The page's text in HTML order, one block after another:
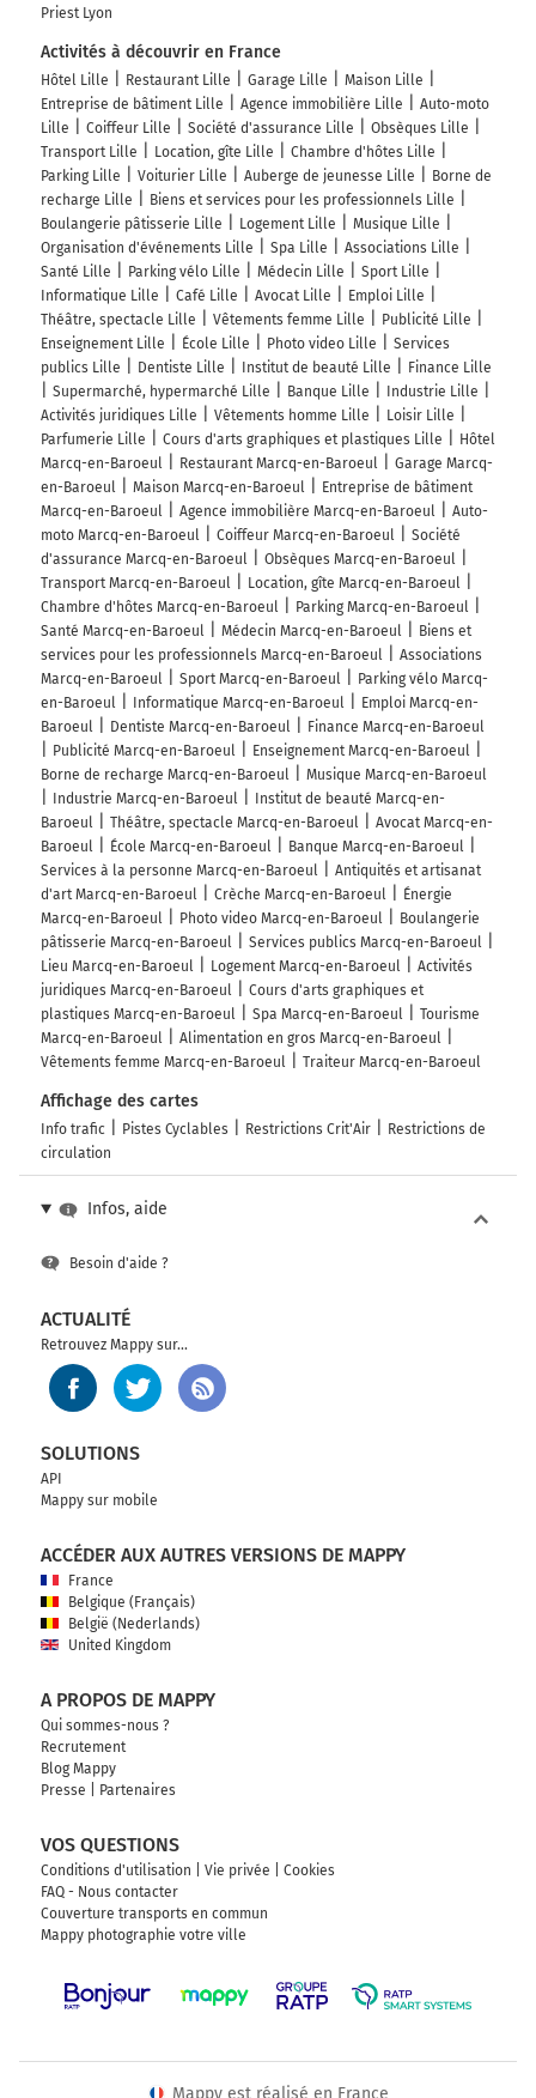
Priest Lyon
Activités à découvrir en France
Hôtel Lille Restaurant Lille Garage Lille
Maison Lille
Entreprise de bâtiment Lille
Agence immobilière Lille
Auto-moto
Lille
Coiffeur Lille Société d'assurance Lille
Obsèques Lille
Transport Lille
Location, gîte Lille
Chambre d'hôtes Lille
Parking Lille
Voiturier Lille Auberge de jeunesse Lille
Borne de
recharge Lille
Biens et services pour les professionnels Lille
Boulangerie pâtisserie Lille
Logement Lille
Musique Lille
Organisation d'événements Lille
Spa Lille
Associations Lille
Santé Lille
Parking vélo Lille Médecin Lille
Sport Lille
Informatique Lille
Café Lille Avocat Lille
Emploi Lille
Théâtre, spectacle Lille
Vêtements femme Lille
Publicité Lille
Enseignement Lille
École Lille Photo video Lille
Services
publics Lille
Dentiste Lille Institut de beauté Lille
Finance Lille
Supermarché, hypermarché Lille
Banque Lille
Industrie Lille
Activités juridiques Lille
Vêtements homme Lille
Loisir Lille
Parfumerie Lille
Cours d'arts graphiques et plastiques Lille
Hôtel
Marcq-en-Baroeul
Restaurant Marcq-en-Baroeul
Garage Marcq-
en-Baroeul
Maison Marcq-en-Baroeul
Entreprise de bâtiment
Marcq-en-Baroeul
Agence immobilière Marcq-en-Baroeul
Auto-
moto Marcq-en-Baroeul
Coiffeur Marcq-en-Baroeul
Société
d'assurance Marcq-en-Baroeul
Obsèques Marcq-en-Baroeul
Transport Marcq-en-Baroeul
Location, gîte Marcq-en-Baroeul
Chambre d'hôtes Marcq-en-Baroeul
Parking Marcq-en-Baroeul
Santé Marcq-en-Baroeul
Médecin Marcq-en-Baroeul
Biens et
services pour les professionnels Marcq-en-Baroeul
Associations
Marcq-en-Baroeul
Sport Marcq-en-Baroeul
Parking vélo Marcq-
en-Baroeul
Informatique Marcq-en-Baroeul
Emploi Marcq-en-
Baroeul
Dentiste Marcq-en-Baroeul
Finance Marcq-en-Baroeul
Publicité Marcq-en-Baroeul
Enseignement Marcq-en-Baroeul
Borne de recharge Marcq-en-Baroeul
Musique Marcq-en-Baroeul
Industrie Marcq-en-Baroeul
Institut de beauté Marcq-en-
Baroeul
Théâtre, spectacle Marcq-en-Baroeul
Avocat Marcq-en-
Baroeul
École Marcq-en-Baroeul
Banque Marcq-en-Baroeul
Services à la personne Marcq-en-Baroeul
Antiquités et artisanat
d'art Marcq-en-Baroeul
Crèche Marcq-en-Baroeul
Énergie
Marcq-en-Baroeul
Photo video Marcq-en-Baroeul
Boulangerie
pâtisserie Marcq-en-Baroeul
Services publics Marcq-en-Baroeul
Lieu Marcq-en-Baroeul
Logement Marcq-en-Baroeul
Activités
juridiques Marcq-en-Baroeul
Cours d'arts graphiques et
plastiques Marcq-en-Baroeul
Spa Marcq-en-Baroeul
Tourisme
Marcq-en-Baroeul
Alimentation en gros Marcq-en-Baroeul
Vêtements femme Marcq-en-Baroeul
Traiteur Marcq-en-Baroeul
Affichage des cartes
Info trafic Pistes Cyclables Restrictions Crit'Air
Restrictions de
circulation
Infos, aide
Besoin d'aide ?
ACTUALITÉ
Retrouvez Mappy sur...
SOLUTIONS
API
Mappy sur mobile
ACCÉDER AUX AUTRES VERSIONS DE MAPPY
France
Belgique (Français)
België (Nederlands)
United Kingdom
A PROPOS DE MAPPY
Qui sommes-nous ?
Recrutement
Blog Mappy
Presse
Partenaires
VOS QUESTIONS
Conditions d'utilisation Vie privée
Cookies
FAQ - Nous contacter
Couverture transports en commun
Mappy photographie votre ville